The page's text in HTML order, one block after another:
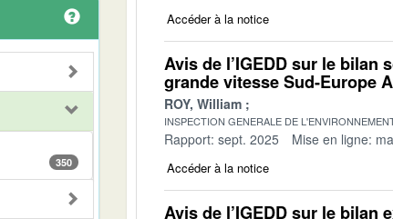
350
Accéder à la notice
Avis de l’IGEDD sur le bilan
grande vitesse Sud-Europe
ROY, William
INSPECTION GENERALE DE
Rapport: sept. 2025 Mise en ligne:
Accéder à la notice
Avis de l’IGEDD sur le bilan